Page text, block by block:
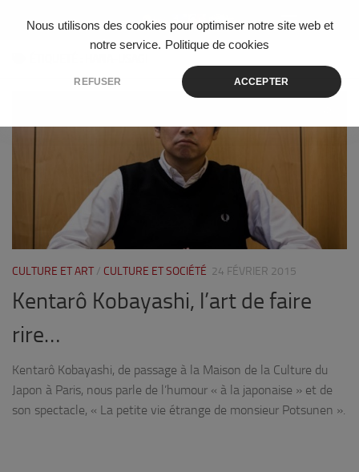
Nous utilisons des cookies pour optimiser notre site web et
notre service. Politique de cookies
REFUSER ACCEPTER
Skip to content
CULTURE ET ART / CULTURE ET SOCIÉTÉ 24 FÉVRIER 2015
Kentarô Kobayashi, l’art de faire
rire…
Kentarô Kobayashi, de passage à la Maison de la Culture du
Japon à Paris, nous parle de l’humour « à la japonaise » et de
son spectacle, « La petite vie étrange de monsieur Potsunen ».